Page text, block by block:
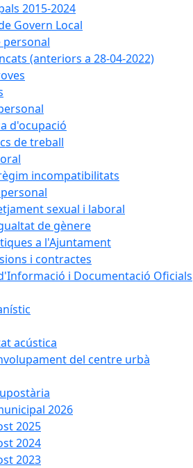
2015-2024
Govern Local
personal
(anteriors a 28-04-2022)
d'ocupació
de treball
incompatibilitats
sexual i laboral
de gènere
a l'Ajuntament
i contractes
i Documentació Oficials
acústica
del centre urbà
2026
2025
2024
2023